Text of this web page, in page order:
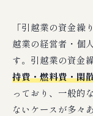
「引越業の資金
越業の経営者・個
す。引越業の資金
持費・燃料費・閑
っており、一般的
ないケースが多々